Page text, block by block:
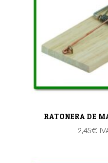
RATONERA DE
2,45€